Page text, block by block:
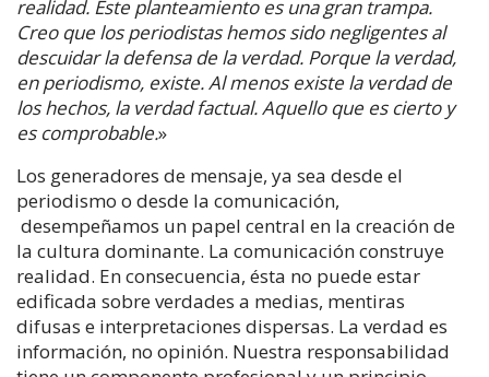
realidad. Este planteamiento es una gran trampa.
Creo que los periodistas hemos sido negligentes al
descuidar la defensa de la verdad. Porque la verdad,
en periodismo, existe. Al menos existe la verdad de
los hechos, la verdad factual. Aquello que es cierto y
es comprobable.»
Los generadores de mensaje, ya sea desde el
periodismo o desde la comunicación,
desempeñamos un papel central en la creación de
la cultura dominante. La comunicación construye
realidad. En consecuencia, ésta no puede estar
edificada sobre verdades a medias, mentiras
difusas e interpretaciones dispersas. La verdad es
información, no opinión. Nuestra responsabilidad